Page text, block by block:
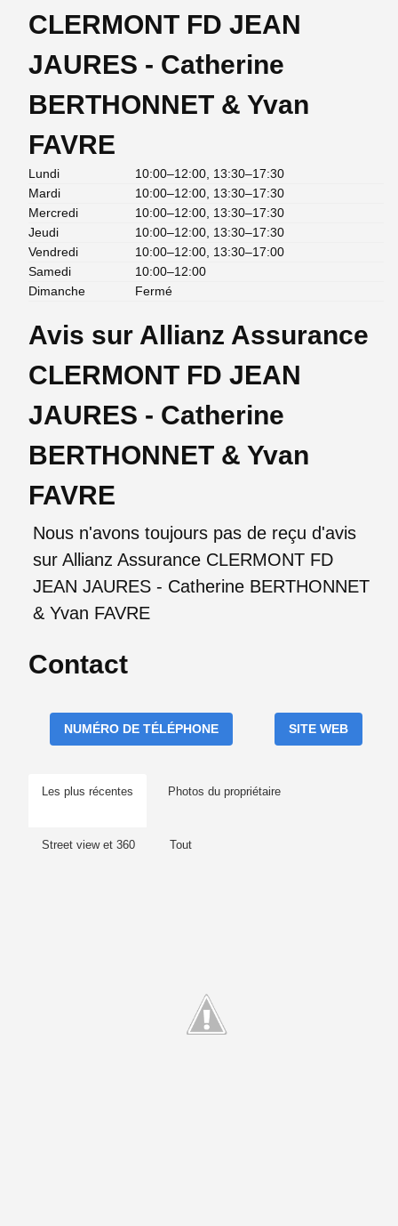
CLERMONT FD JEAN
JAURES - Catherine
BERTHONNET & Yvan
FAVRE
Lundi
10:00–12:00, 13:30–17:30
Mardi
10:00–12:00, 13:30–17:30
Mercredi
10:00–12:00, 13:30–17:30
Jeudi
10:00–12:00, 13:30–17:30
Vendredi
10:00–12:00, 13:30–17:00
Samedi
10:00–12:00
Dimanche
Fermé
Avis sur Allianz Assurance
CLERMONT FD JEAN
JAURES - Catherine
BERTHONNET & Yvan
FAVRE
Nous n'avons toujours pas de reçu d'avis
sur Allianz Assurance CLERMONT FD
JEAN JAURES - Catherine BERTHONNET
& Yvan FAVRE
Contact
NUMÉRO DE TÉLÉPHONE SITE WEB
Les plus récentes Photos du propriétaire
Street view et 360 Tout